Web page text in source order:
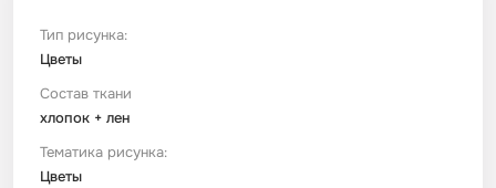
Тип рисунка:
Цветы
Состав ткани
хлопок + лен
Тематика рисунка:
Цветы
Сетка
Ситец
Тюль
Фланель
Космос
Техника / транспорт